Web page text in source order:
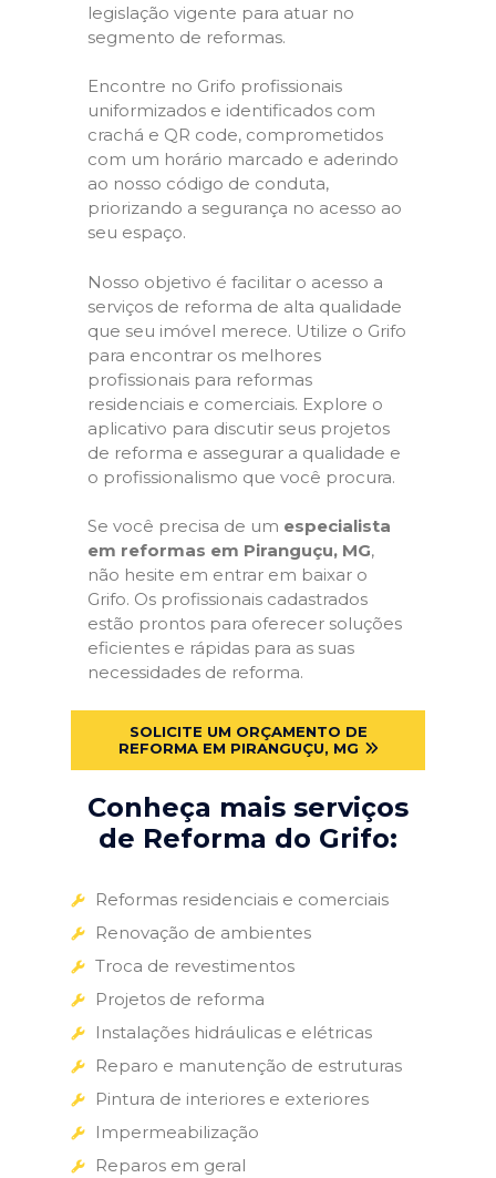
legislação vigente para atuar no
segmento de reformas.
Encontre no Grifo profissionais
uniformizados e identificados com
crachá e QR code, comprometidos
com um horário marcado e aderindo
ao nosso código de conduta,
priorizando a segurança no acesso ao
seu espaço.
Nosso objetivo é facilitar o acesso a
serviços de reforma de alta qualidade
que seu imóvel merece. Utilize o Grifo
para encontrar os melhores
profissionais para reformas
residenciais e comerciais. Explore o
aplicativo para discutir seus projetos
de reforma e assegurar a qualidade e
o profissionalismo que você procura.
Se você precisa de um especialista
em reformas em Piranguçu, MG,
não hesite em entrar em baixar o
Grifo. Os profissionais cadastrados
estão prontos para oferecer soluções
eficientes e rápidas para as suas
necessidades de reforma.
SOLICITE UM ORÇAMENTO DE
REFORMA EM PIRANGUÇU, MG
Conheça mais serviços
de Reforma do Grifo:
Reformas residenciais e comerciais
Renovação de ambientes
Troca de revestimentos
Projetos de reforma
Instalações hidráulicas e elétricas
Reparo e manutenção de estruturas
Pintura de interiores e exteriores
Impermeabilização
Reparos em geral